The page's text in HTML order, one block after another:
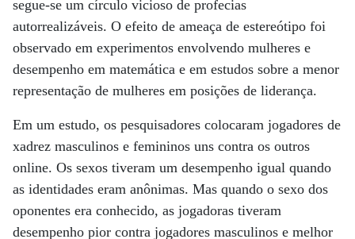
segue-se um círculo vicioso de profecias
autorrealizáveis. O efeito de ameaça de estereótipo foi
observado em experimentos envolvendo mulheres e
desempenho em matemática e em estudos sobre a menor
representação de mulheres em posições de liderança.
Em um estudo, os pesquisadores colocaram jogadores de
xadrez masculinos e femininos uns contra os outros
online. Os sexos tiveram um desempenho igual quando
as identidades eram anônimas. Mas quando o sexo dos
oponentes era conhecido, as jogadoras tiveram
desempenho pior contra jogadores masculinos e melhor